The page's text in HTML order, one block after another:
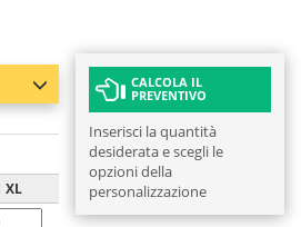
XL XXL 3XL
CALCOLA IL
PREVENTIVO
Inserisci la quantità
desiderata e scegli le
opzioni della
personalizzazione